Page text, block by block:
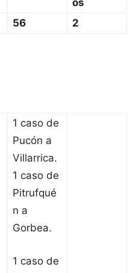
os
56 2
1 caso de
Pucón a
Villarrica.
1 caso de
Pitrufqué
n a
Gorbea.
1 caso de